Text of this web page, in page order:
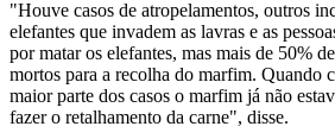
"Houve casos de atropelamentos, outros
elefantes que invadem as lavras e as
por matar os elefantes, mas mais de 50%
mortos para a recolha do marfim. Quando
maior parte dos casos o marfim já não
fazer o retalhamento da carne", disse.